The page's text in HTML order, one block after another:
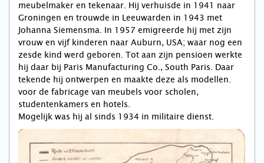
meubelmaker en tekenaar. Hij verhuisde in 1941 naar
Groningen en trouwde in Leeuwarden in 1943 met
Johanna Siemensma. In 1957 emigreerde hij met zijn
vrouw en vijf kinderen naar Auburn, USA; waar nog een
zesde kind werd geboren. Tot aan zijn pensioen werkte
hij daar bij Paris Manufacturing Co., South Paris. Daar
tekende hij ontwerpen en maakte deze als modellen.
voor de fabricage van meubels voor scholen,
studentenkamers en hotels.
Mogelijk was hij al sinds 1934 in militaire dienst.